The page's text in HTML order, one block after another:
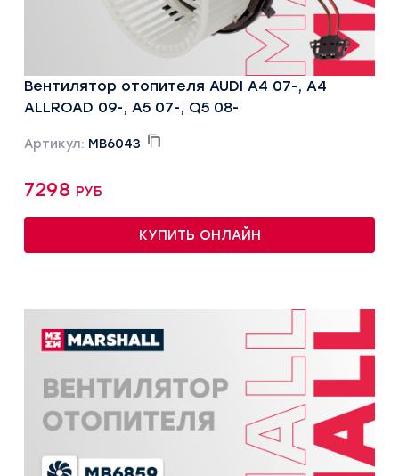
Вентилятор отопителя AUDI A4 07-, A4
ALLROAD 09-, A5 07-, Q5 08-
Артикул: MB6043
7298 руб
КУПИТЬ ОНЛАЙН